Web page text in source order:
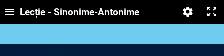
Lecție - Sinonime-Antonime